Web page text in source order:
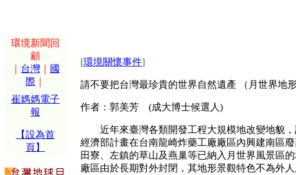
環境新聞回
顧
台灣
國
際
崔媽媽電子
報
【設為首
頁】
[環境關懷事件]
請不要把台灣最珍貴的世界自然遺產 （月世界地
作者：郭美芳 (成大博士候選人)
近年來臺灣各類開發工程大規模地改變地貌，
經濟部計畫在台南龍崎炸藥工廠廠區內興建南區
田寮、左鎮的草山及燕巢等已納入月世界風景區
廠區由於長期對外封閉，其地形景觀特色不為外